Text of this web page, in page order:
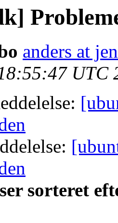
anders at
UTC
sorteret